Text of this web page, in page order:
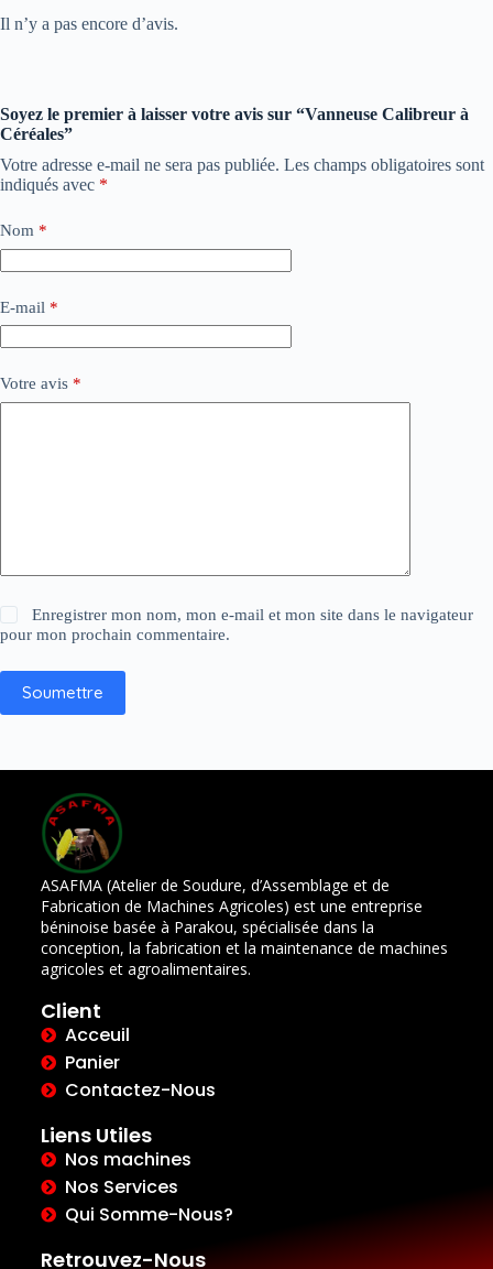
Il n’y a pas encore d’avis.
Soyez le premier à laisser votre avis sur “Vanneuse Calibreur à
Céréales”
Votre adresse e-mail ne sera pas publiée. Les champs obligatoires sont
indiqués avec *
Nom *
E-mail *
Votre avis *
Enregistrer mon nom, mon e-mail et mon site dans le navigateur
pour mon prochain commentaire.
Soumettre
ASAFMA (Atelier de Soudure, d’Assemblage et de
Fabrication de Machines Agricoles) est une entreprise
béninoise basée à Parakou, spécialisée dans la
conception, la fabrication et la maintenance de machines
agricoles et agroalimentaires.
Client
Acceuil
Panier
Contactez-Nous
Liens Utiles
Nos machines
Nos Services
Qui Somme-Nous?
Retrouvez-Nous